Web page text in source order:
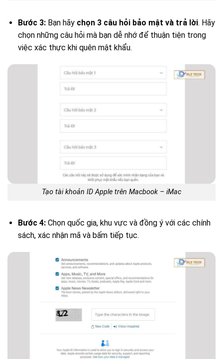
Bước 3:Bạn hãy chọn 3 câu hỏi bảo mật và trả lời. Hãy
chọn những câu hỏi mà bạn dễ nhớ để thuận tiện trong
việc xác thực khi quên mật khẩu.
Tạo tài khoản ID Apple trên Macbook – iMac
Bước 4:Chọn quốc gia, khu vực và đồng ý với các chính
sách, xác nhận mã và bấm tiếp tục.